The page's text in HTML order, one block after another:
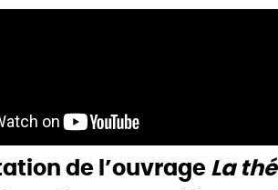
de l’ouvrage La